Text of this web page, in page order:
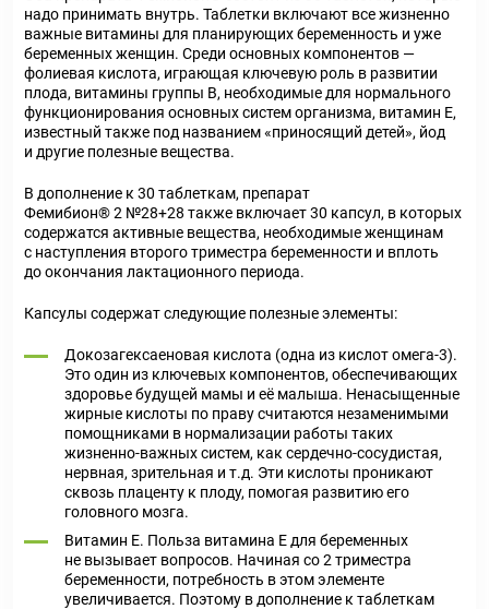
надо принимать внутрь. Таблетки включают все жизненно
важные витамины для планирующих беременность и уже
беременных женщин. Среди основных компонентов —
фолиевая кислота, играющая ключевую роль в развитии
плода, витамины группы В, необходимые для нормального
функционирования основных систем организма, витамин Е,
известный также под названием «приносящий детей», йод
и другие полезные вещества.
В дополнение к 30 таблеткам, препарат
Фемибион® 2 №28+28 также включает 30 капсул, в которых
содержатся активные вещества, необходимые женщинам
с наступления второго триместра беременности и вплоть
до окончания лактационного периода.
Капсулы содержат следующие полезные элементы:
Докозагексаеновая кислота (одна из кислот омега-3).
Это один из ключевых компонентов, обеспечивающих
здоровье будущей мамы и её малыша. Ненасыщенные
жирные кислоты по праву считаются незаменимыми
помощниками в нормализации работы таких
жизненно-важных систем, как сердечно-сосудистая,
нервная, зрительная и т.д. Эти кислоты проникают
сквозь плаценту к плоду, помогая развитию его
головного мозга.
Витамин Е. Польза витамина Е для беременных
не вызывает вопросов. Начиная со 2 триместра
беременности, потребность в этом элементе
увеличивается. Поэтому в дополнение к таблеткам